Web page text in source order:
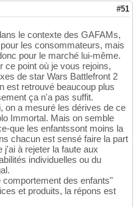
#51
le contexte des GAFAMs,
les consommateurs, mais
pour le marché lui-même.
ce point où je vous rejoins,
de star Wars Battlefront 2
est retrouvé beaucoup plus
ça n'a pas suffit.
on a mesuré les dérives de ce
Immortal. Mais on semble
que les enfantssont moins la
chacun est sensé faire la part
à rejeter la faute aux
individuelles ou du
des enfants"
et produits, la répons est